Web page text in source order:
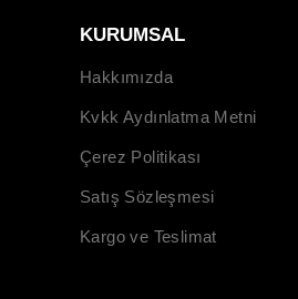
KURUMSAL
Hakkımızda
Kvkk Aydınlatma Metni
Çerez Politikası
Satış Sözleşmesi
Kargo ve Teslimat